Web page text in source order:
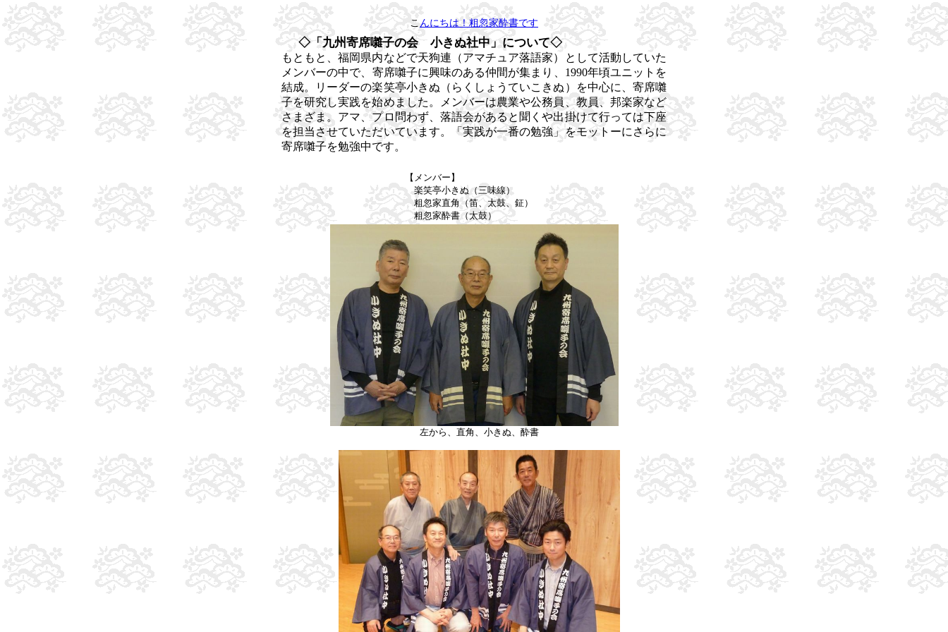
こ んにちは！粗忽家酔書です
◇「九州寄席囃子の会 小きぬ社中」について◇
もともと、福岡県内などで天狗連（アマチュア落語家）として活動していた
メンバーの中で、寄席囃子に興味のある仲間が集まり、 1990年頃ユニットを
結成。リーダーの楽笑亭小きぬ（らくしょうていこきぬ）を中心に、寄席囃
子を研究し実践を始めました。メンバーは農業や公務員、教員、邦楽家など
さまざま。アマ、プロ問わず、落語会があると聞くや出掛けて行っては下座
を担当させていただいています。「実践が一番の勉強」をモットーにさらに
寄席囃子を勉強中です。
【メンバー】
楽笑亭小きぬ（三味線）
粗忽家直角（笛、太鼓、鉦）
粗忽家酔書（太鼓）
左から、直角、小きぬ、酔書